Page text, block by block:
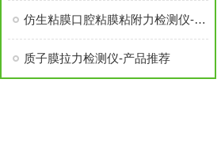
仿生粘膜口腔粘膜粘附力检测仪-产品推荐
质子膜拉力检测仪-产品推荐